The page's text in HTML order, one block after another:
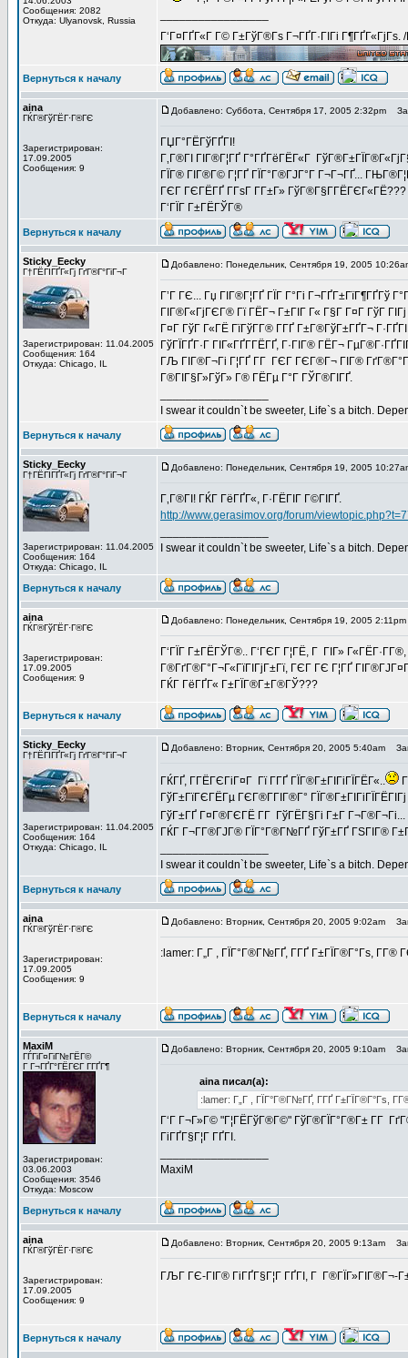
Сообщения: 2082
Откуда: Ulyanovsk, Russia
Г‘Г¤ГҐГ«Г Г© Г±ГўГ®Гѕ Г¬ГҐГ·ГІГі Г¶ГҐГ«ГјГѕ.
Вернуться к началу
aina
ГЌГ®ГўГЁГ·Г®ГЄ
Зарегистрирован:
17.09.2005
Сообщения: 9
Добавлено: Суббота, Сентября 17, 2005 2:32pm
ГЏГ°ГЁГўГҐГІ!
Г‚Г®ГІ ГІГ®Г¦ГҐ Г°ГҐГёГЁГ«Г
ГЇГ® ГІГ®Г© Г¦ГҐ ГЇГ°Г®ГЈГ°Г Г¬Г¬ГҐ...
ГЄГ ГЄГЁГҐ Г­ГѕГ Г­Г±Г» ГўГ®Г§Г­ГЁГЄГ«ГЁ???
Г‘ГЇГ Г±ГЁГЎГ®
Вернуться к началу
Sticky_Eecky
Г†ГЁГІГҐГ«Гј ГґГ®Г°ГіГ¬Г
Зарегистрирован: 11.04.2005
Сообщения: 164
Откуда: Chicago, IL
Добавлено: Понедельник, Сентября 19, 2005
Г’Г ГЄ... Гџ ГІГ®Г¦ГҐ ГЇГ Г°Гі Г¬ГҐГ±ГїГ¶ГҐГў
ГІГ®Г«ГјГЄГ® Гї ГЁГ¬ Г±ГІГ Г« Г§Г Г¤Г ГўГ
Г¤Г ГўГ Г«ГЁ ГїГўГ­Г® Г­ГҐ Г±Г®ГўГ±ГҐГ¬
ГўГЇГҐГ·Г ГІГ«ГҐГ­ГЁГҐ, Г·ГІГ® ГЁГ¬
ГЉ ГІГ®Г¬Гі Г¦ГҐ Г­Г ГЄГ ГЄГ®Г¬ ГІГ®
Г®ГІГ§Г»ГўГ» Г® ГЁГµ Г°Г ГЎГ®ГІГҐ.
I swear it couldn`t be sweeter, Life`s a bitch.
Вернуться к началу
Sticky_Eecky
Г†ГЁГІГҐГ«Гј ГґГ®Г°ГіГ¬Г
Зарегистрирован: 11.04.2005
Сообщения: 164
Откуда: Chicago, IL
Добавлено: Понедельник, Сентября 19, 2005
Г‚Г®ГІ! ГЌГ ГёГҐГ«, Г·ГЁГІГ Г©ГІГҐ.
http://www.gerasimov.org/forum/
I swear it couldn`t be sweeter, Life`s a bitch.
Вернуться к началу
aina
ГЌГ®ГўГЁГ·Г®ГЄ
Зарегистрирован:
17.09.2005
Сообщения: 9
Добавлено: Понедельник, Сентября 19, 2005 2:11pm
Г‘ГЇГ Г±ГЁГЎГ®.. Г‘ГЄГ Г¦ГЁ, Г ГІГ»
Г®ГґГ®Г°Г¬Г«ГїГІГјГ±Гї, ГЄГ ГЄ Г¦ГҐ
ГЌГ ГёГҐГ« Г±ГЇГ®Г±Г®ГЎ???
Вернуться к началу
Sticky_Eecky
Г†ГЁГІГҐГ«Гј ГґГ®Г°ГіГ¬Г
Зарегистрирован: 11.04.2005
Сообщения: 164
Откуда: Chicago, IL
Добавлено: Вторник, Сентября 20, 2005 5:40am
ГЌГҐ, Г­ГЁГЄГіГ¤Г Гї Г­ГҐ ГЇГ®Г±ГІГіГЇГЁГ«..
ГўГ±ГїГЄГЁГµ ГЄГ®Г­ГІГ®Г°
ГўГ±ГҐ Г¤Г®ГЄГЁ Г­Г ГўГЁГ§Гі Г±Г Г¬Г®Г¬Гі...
ГЌГ Г¬Г­Г®ГЈГ® ГЇГ°Г®Г№ГҐ ГўГ±ГҐ ГЅГІГ®
I swear it couldn`t be sweeter, Life`s a bitch.
Вернуться к началу
aina
ГЌГ®ГўГЁГ·Г®ГЄ
Зарегистрирован:
17.09.2005
Сообщения: 9
Добавлено: Вторник, Сентября 20, 2005 9:02am
:lamer: Г„Г , ГЇГ°Г®Г№ГҐ, Г­ГҐ Г±ГЇГ®Г°Гѕ, Г­Г®
Вернуться к началу
MaxiM
ГЃГіГ¤ГіГ№ГЁГ©
Г Г¬ГҐГ°ГЁГЄГ Г­ГҐГ¶
Зарегистрирован:
03.06.2003
Сообщения: 3546
Откуда: Moscow
Добавлено: Вторник, Сентября 20, 2005 9:10am
aina писал(а):
:lamer: Г„Г , ГЇГ°Г®Г№ГҐ, Г­ГҐ Г±ГЇГ®Г°Гѕ,
Г‘Г Г¬Г»Г© "Г¦ГЁГўГ®Г©" ГўГ®ГЇГ°Г®Г± Г­Г
ГіГҐГ§Г¦Г ГҐГІ.
MaxiM
Вернуться к началу
aina
ГЌГ®ГўГЁГ·Г®ГЄ
Зарегистрирован:
17.09.2005
Сообщения: 9
Добавлено: Вторник, Сентября 20, 2005 9:13am
ГЉГ ГЄ-ГІГ® ГіГҐГ§Г¦Г ГҐГІ, Г Г®ГЇГ»ГІГ®Г¬-
Вернуться к началу